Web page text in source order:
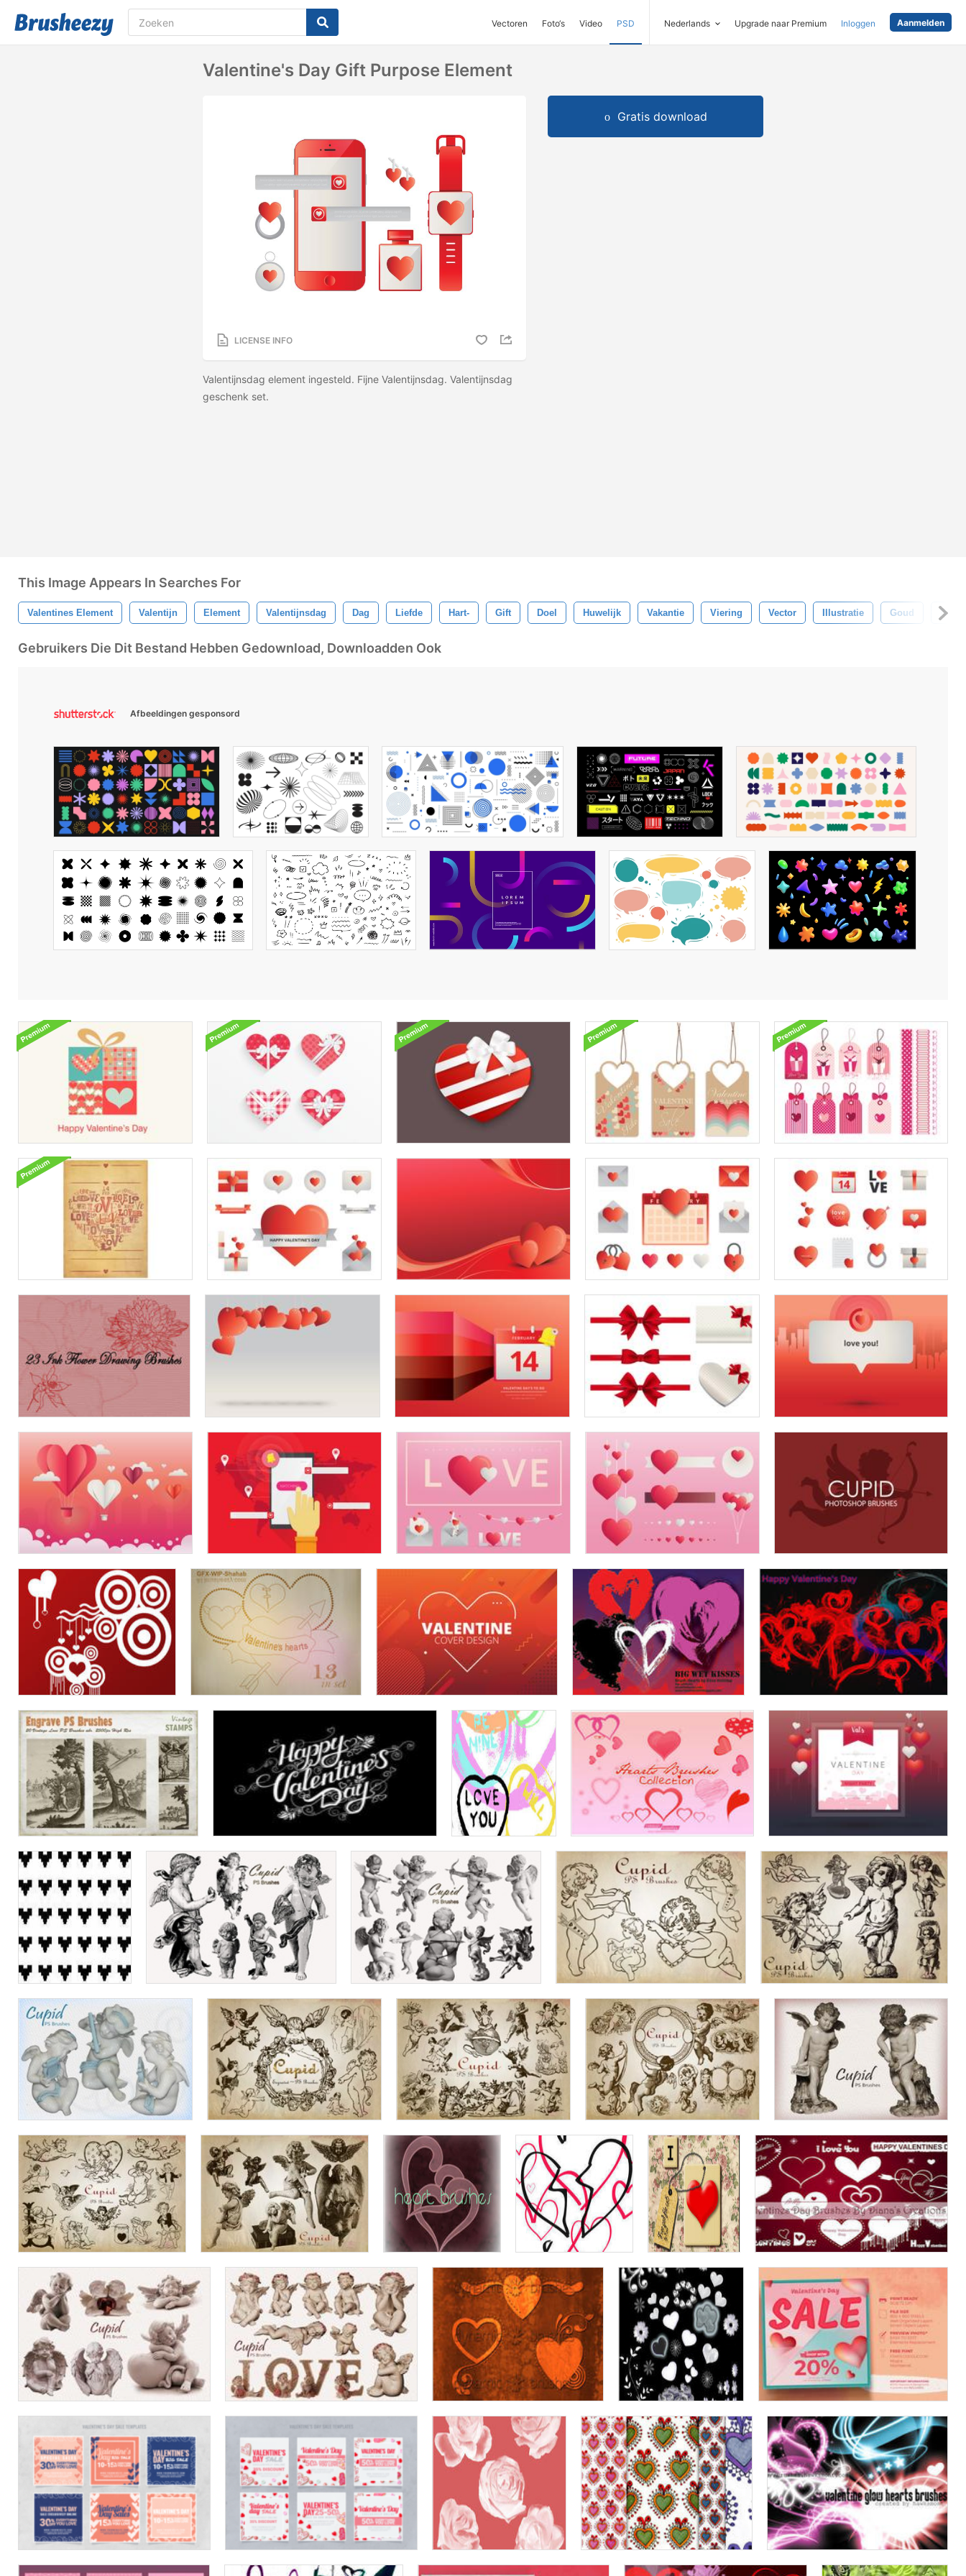
Vectoren Foto‘s Video PSD Nederlands Upgrade naar Premium Inloggen Aanmelden
Valentine's Day Gift Purpose Element
LICENSE INFO
Valentijnsdag element ingesteld. Fijne Valentijnsdag. Valentijnsdag
geschenk set.
Gratis download
This Image Appears In Searches For
Valentines Element Valentijn Element Valentijnsdag Dag Liefde Hart- Gift Doel Huwelijk Vakantie Viering Vector Illustratie Goud
Gebruikers Die Dit Bestand Hebben Gedownload, Downloadden Ook
Afbeeldingen gesponsord